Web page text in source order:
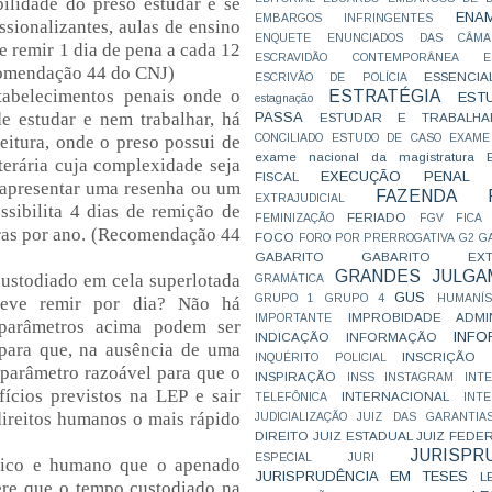
do preso estudar e se
aulas de ensino
remir 1 dia de pena a cada 12
44 do CNJ)
penais onde o
estudar e nem trabalhar, há
onde o preso possui de
cuja complexidade seja
uma resenha ou um
4 dias de remição de
por ano. (Recomendação 44
em cela superlotada
remir por dia? Não há
acima podem ser
que, na ausência de uma
razoável para que o
previstos na LEP e sair
humanos o mais rápido
e humano que o apenado
EMBARGOS INFRINGENTES
ENQUETE
ENUNCIADOS DAS
ESCRAVIDÃO CONTEMPORÂNEA
ESCRIVÃO DE POLÍCIA
estagnação ESTRATÉGIA
PASSA
ESTUDAR E
CONCILIADO ESTUDO DE CASO
exame nacional da magistratura
FISCAL
EXECUÇÃO PENAL
EXTRAJUDICIAL FAZENDA
FEMINIZAÇÃO FERIADO FGV FICA
FOCO FORO POR PRERROGATIVA G2
GABARITO GABARITO
GRAMÁTICA GRANDES
GRUPO 1 GRUPO 4 GUS
IMPORTANTE
IMPROBIDADE
INDICAÇÃO
INFORMAÇÃO
INQUÉRITO POLICIAL
INSCRIÇÃO
INSPIRAÇÃO
INSS INSTAGRAM
TELEFÔNICA
INTERNACIONAL
JUDICIALIZAÇÃO
JUIZ DAS
DIREITO JUIZ ESTADUAL JUIZ
ESPECIAL JURI
JURISPRUDÊNCIA EM TESES